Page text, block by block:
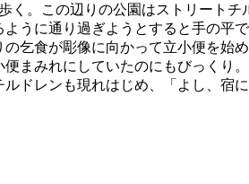
く。この辺りの公園はストリート
うに通り過ぎようとすると手の
乞食が彫像に向かって立小便を
まみれにしていたのにもびっくり。
ドレンも現れはじめ、「よし、